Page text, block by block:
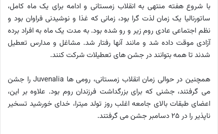
با شروع هفته منتهی به انقلاب زمستانی و ادامه برای یک ماه کامل،
ساتورنالیا یک زمان لذت گرا بود، زمانی که غذا و نوشیدنی فراوان بود و
نظم اجتماعی عادی روم زیر و رو شده بود. به مدت یک ماه به افراد برده
آزادی موقت داده شد و مانند آنها رفتار شد. مشاغل و مدارس تعطیل
شدند تا همه بتوانند در جشن های تعطیلات شرکت کنند.
همچنین در حوالی زمان انقلاب زمستانی، رومی ها Juvenalia را جشن
می گرفتند، جشنی که برای بزرگداشت فرزندان روم بود. علاوه بر این،
اعضای طبقات بالای جامعه اغلب روز تولد میترا، خدای خورشید تسخیر
ناپذیر را در ۲۵ دسامبر جشن می گرفتند.